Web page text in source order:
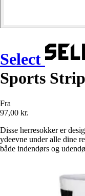
Select
Sports
Fra
97,00 kr.
Disse herresokker er
ydeevne under alle dine
både indendørs og